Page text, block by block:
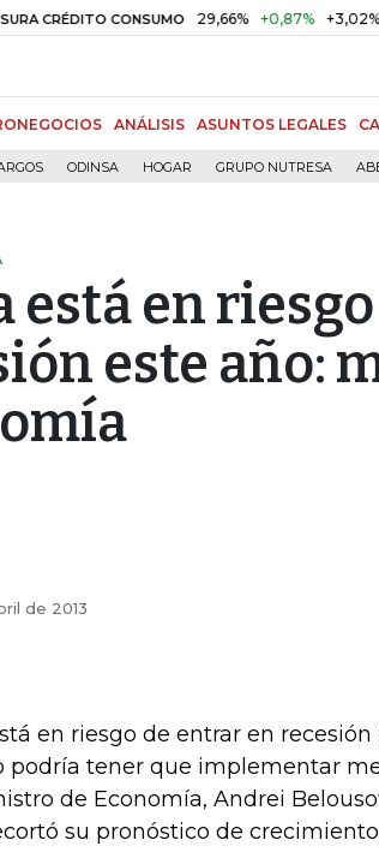
CONSUMO 29,66% +0,87% +3,02%
ANÁLISIS ASUNTOS LEGALES
ODINSA HOGAR GRUPO NUTRESA
está en
este año:
de 2013
en riesgo de entrar en
podría tener que implementar
de Economía, Andrei
su pronóstico de